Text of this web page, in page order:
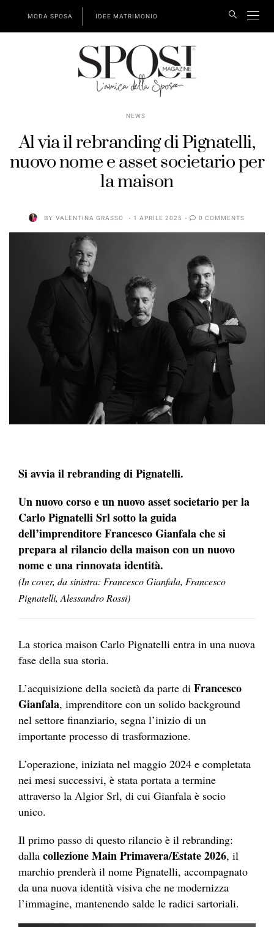
MODA SPOSA IDEE MATRIMONIO
NEWS
Al via il rebranding di Pignatelli,
nuovo nome e asset societario per
la maison
BY VALENTINA GRASSO 1 APRILE 2025 0 COMMENTS
Si avvia il rebranding di Pignatelli.
Un nuovo corso e un nuovo asset societario per la
Carlo Pignatelli Srl sotto la guida
dell’imprenditore Francesco Gianfala che si
prepara al rilancio della maison con un nuovo
nome e una rinnovata identità.
(In cover, da sinistra: Francesco Gianfala, Francesco
Pignatelli, Alessandro Rossi)
La storica maison Carlo Pignatelli entra in una nuova
fase della sua storia.
L’acquisizione della società da parte di Francesco
Gianfala, imprenditore con un solido background
nel settore finanziario, segna l’inizio di un
importante processo di trasformazione.
L’operazione, iniziata nel maggio 2024 e completata
nei mesi successivi, è stata portata a termine
attraverso la Algior Srl, di cui Gianfala è socio
unico.
Il primo passo di questo rilancio è il rebranding:
dalla collezione Main Primavera/Estate 2026, il
marchio prenderà il nome Pignatelli, accompagnato
da una nuova identità visiva che ne modernizza
l’immagine, mantenendo salde le radici sartoriali.